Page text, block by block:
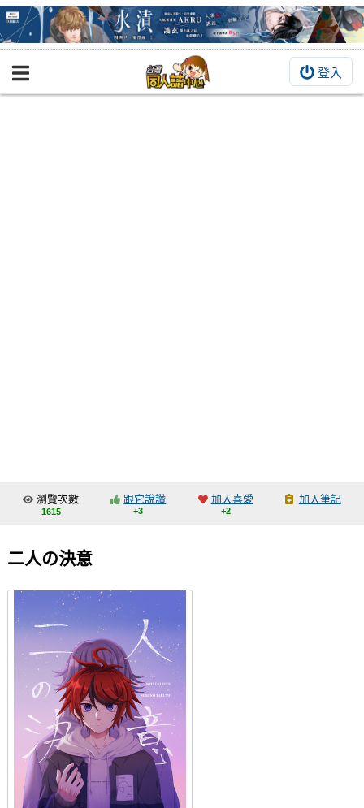
登入
BOOKY書集倉庫
交流中心
會員功能選單
會員中心
註冊會員
登入
瀏覽次數
1615
跟它說讚
+3
加入喜愛
+2
加入筆記
二人の決意